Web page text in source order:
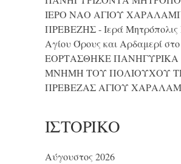
ΙΕΡΟ ΝΑΟ ΑΓΙΟΥ
ΠΡΕΒΕΖΗΣ - Ιερά Μητρόπολις
Αγίου Όρους και Αρδαμερίστο
ΕΟΡΤΑΣΘΗΚΕ ΠΑΝΗΓΥΡΙΚΑ
ΜΝΗΜΗ ΤΟΥ ΠΟΛΙΟΥΧΟΥ
ΠΡΕΒΕΖΑΣ ΑΓΙΟΥ
ΙΣΤΟΡΙΚΌ
Αύγουστος 2026